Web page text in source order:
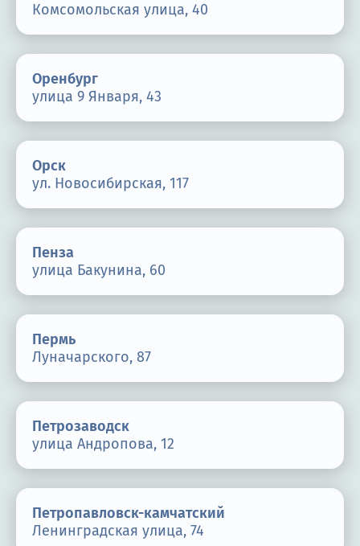
Комсомольская улица, 40
Оренбург
улица 9 Января, 43
Орск
ул. Новосибирская, 117
Пенза
улица Бакунина, 60
Пермь
Луначарского, 87
Петрозаводск
улица Андропова, 12
Петропавловск-камчатский
Ленинградская улица, 74